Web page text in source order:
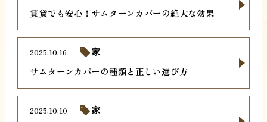
賃貸でも安心！サムターンカバーの絶大な効果
サムターンカバーの種類と正しい選び方
2025.10.16 家
2025.10.10 家